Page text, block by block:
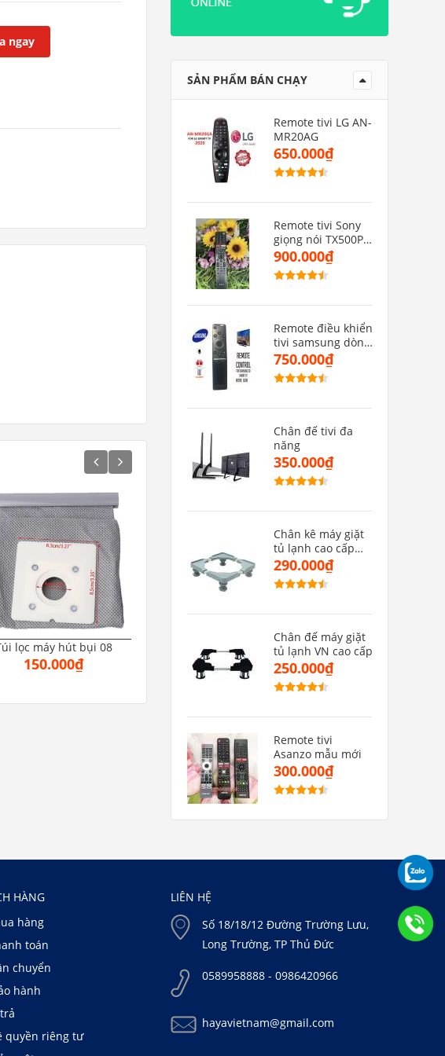
ngay
lọc máy hút bụi 08
150.000₫
Đèn Bắt Muỗi Và Diệt Côn
Trùng Thông Minh
250.000₫
Đèn bắt muỗi thông
Máy bắt muỗi diệt côn
SẢN PHẨM BÁN CHẠY
Remote tivi LG AN-
MR20AG
650.000₫
Remote tivi Sony
giọng nói TX500P(
hàng zin)
900.000₫
Remote điều khiển
tivi samsung dòng
MU(hàng zin)
750.000₫
Chân đế tivi đa
năng
350.000₫
Chân kê máy giặt
tủ lạnh cao cấp
CMGMB
290.000₫
Chân đế máy giặt
tủ lạnh VN cao cấp
250.000₫
Remote tivi
Asanzo mẫu mới
300.000₫
HÀNG
hàng
toán
chuyển
hành
quyền riêng tư
LIÊN HỆ
Số 18/18/12 Đường Trường Lưu,
Long Trường, TP Thủ Đức
0589958888 - 0986420966
hayavietnam@gmail.com